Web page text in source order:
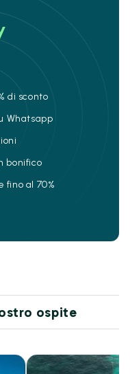
di sconto
Whatsapp
bonifico
al 70%
ospite